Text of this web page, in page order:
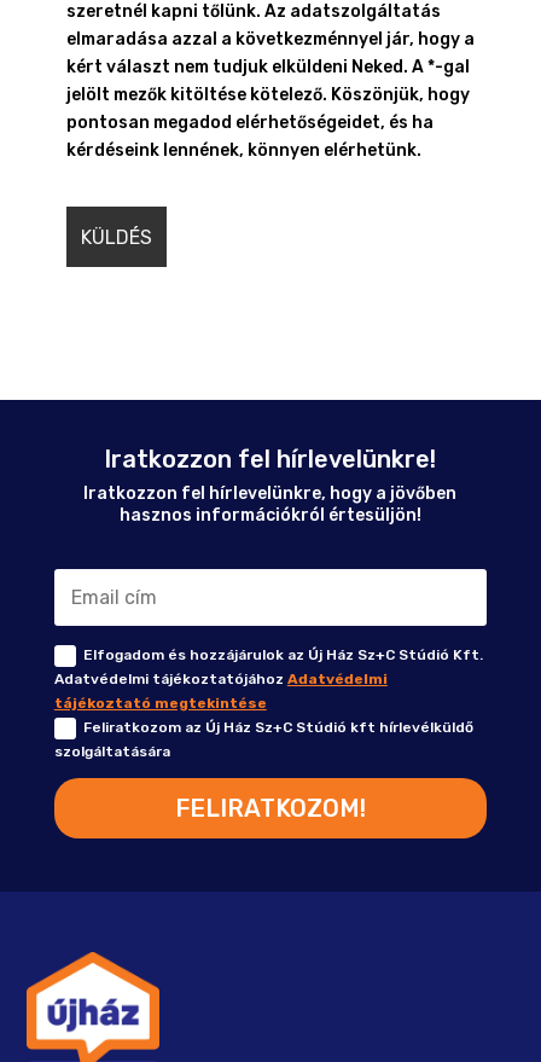
szeretnél kapni tőlünk. Az adatszolgáltatás
elmaradása azzal a következménnyel jár, hogy a
kért választ nem tudjuk elküldeni Neked. A *-gal
jelölt mezők kitöltése kötelező. Köszönjük, hogy
pontosan megadod elérhetőségeidet, és ha
kérdéseink lennének, könnyen elérhetünk.
Iratkozzon fel hírlevelünkre!
Iratkozzon fel hírlevelünkre, hogy a jövőben
hasznos információkról értesüljön!
Elfogadom és hozzájárulok az Új Ház Sz+C Stúdió Kft.
Adatvédelmi tájékoztatójához Adatvédelmi
tájékoztató megtekintése
Feliratkozom az Új Ház Sz+C Stúdió kft hírlevélküldő
szolgáltatására
FELIRATKOZOM!